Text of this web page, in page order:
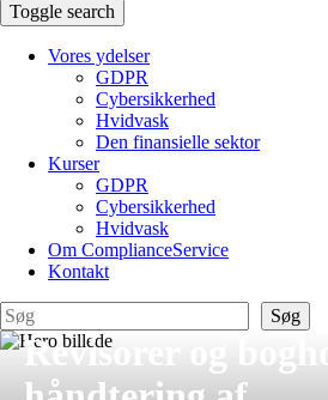
Toggle search
Vores ydelser
GDPR
Cybersikkerhed
Hvidvask
Den finansielle sektor
Kurser
GDPR
Cybersikkerhed
Hvidvask
Om ComplianceService
Kontakt
Søg
Søg
Revisorer og